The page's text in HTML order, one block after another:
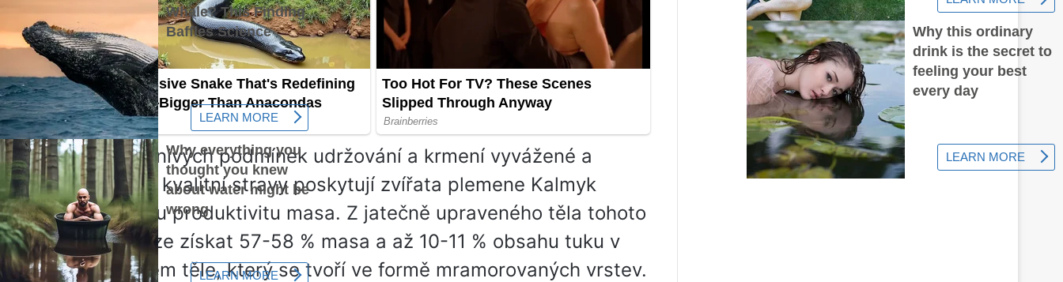
Za příznivých podmínek udržování a krmení vyvážené a
vysoce kvalitní stravy poskytují zvířata plemene Kalmyk
vysokou produktivitu masa. Z jatečně upraveného těla tohoto
skotu lze získat 57-58 % masa a až 10-11 % obsahu tuku v
jatečném těle, který se tvoří ve formě mramorovaných vrstev.